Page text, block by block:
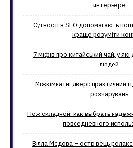
интерьере
Сутності в SEO допомагають
краще розуміти
7 міфів про китайський чай, у які
людей
Міжкімнатні двері: практичний
розчарувань
Нож складной: как выбрать
повседневного
Вілла Медова – острівець